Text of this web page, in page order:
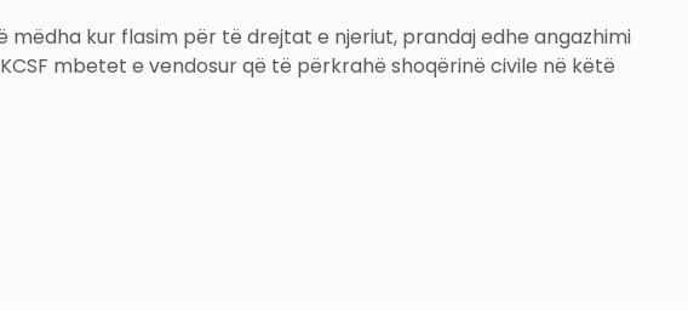
kur flasim për të drejtat e njeriut, prandaj edhe angazhimi
mbetet e vendosur që të përkrahë shoqërinë civile në këtë